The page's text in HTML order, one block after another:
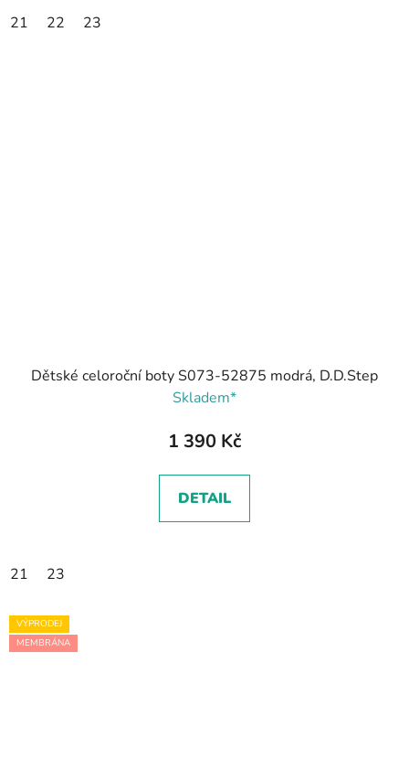
21 22 23
Dětské celoroční boty S073-52875 modrá, D.D.Step
Skladem*
1 390 Kč
DETAIL
21 23
VÝPRODEJ
MEMBRÁNA